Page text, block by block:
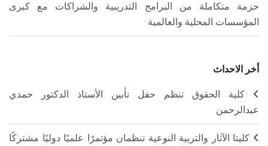
حزمة متكاملة من البرامج التدريبية والشراكات مع كبرى
المؤسسات المحلية والعالمية
أخر الاحداث
كلية الحقوق تنظم حفل تأبين الأستاذ الدكتور حمدي
عبدالرحمن
كليتا الآثار والتربية النوعية تنظمان مؤتمرًا علميًا دوليًا مشتركًا